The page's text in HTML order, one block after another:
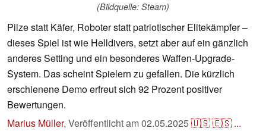
(Bildquelle: Steam)
Pilze statt Käfer, Roboter statt patriotischer Elitekämpfer –
dieses Spiel ist wie Helldivers, setzt aber auf ein gänzlich
anderes Setting und ein besonderes Waffen-Upgrade-
System. Das scheint Spielern zu gefallen. Die kürzlich
erschienene Demo erfreut sich 92 Prozent positiver
Bewertungen.
Marius Müller, Veröffentlicht am02.05.2025🇺🇸🇪🇸 ...